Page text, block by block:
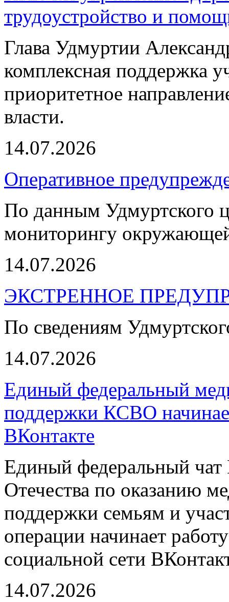
трудоустройство и
Глава Удмуртии
комплексная поддержка
приоритетное
власти.
14.07.2026
Оперативное
По данным Удмуртского
мониторингу
14.07.2026
ЭКСТРЕННОЕ
По сведениям
14.07.2026
Единый федеральный
поддержки КСВО
ВКонтакте
Единый федеральный чат
Отечества по оказанию
поддержки семьям и
операции начинает
социальной сети
14.07.2026